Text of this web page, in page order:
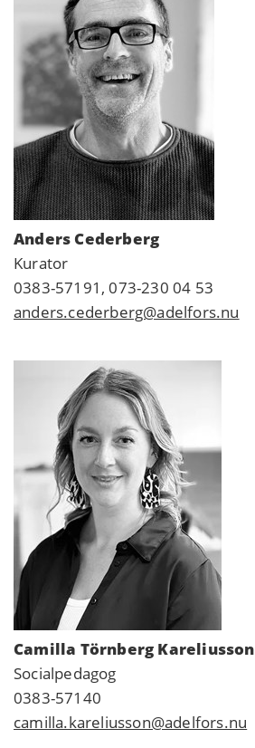
Anders Cederberg
Kurator
0383-57191, 073-230 04 53
anders.cederberg@adelfors.nu
Camilla Törnberg Kareliusson
Socialpedagog
0383-57140
camilla.kareliusson@adelfors.nu